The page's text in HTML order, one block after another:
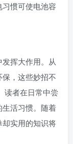
惯可使电池容
挥大作用。从
，这些妙招不
读者在日常中尝
活习惯。随着
却实用的知识将